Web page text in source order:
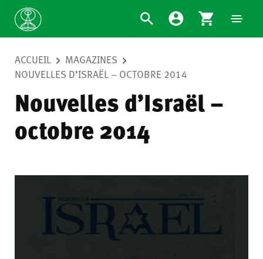
ACCUEIL
MAGAZINES
NOUVELLES D’ISRAËL – OCTOBRE 2014
Nouvelles d’Israël –
octobre 2014